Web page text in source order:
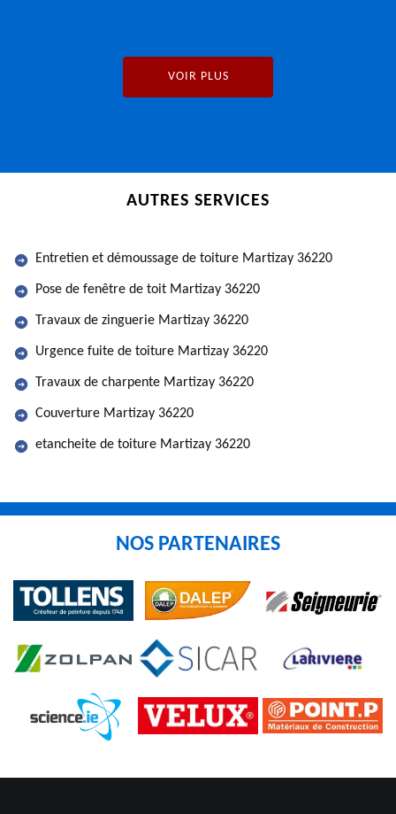
VOIR PLUS
AUTRES SERVICES
Entretien et démoussage de toiture Martizay 36220
Pose de fenêtre de toit Martizay 36220
Travaux de zinguerie Martizay 36220
Urgence fuite de toiture Martizay 36220
Travaux de charpente Martizay 36220
Couverture Martizay 36220
etancheite de toiture Martizay 36220
NOS PARTENAIRES